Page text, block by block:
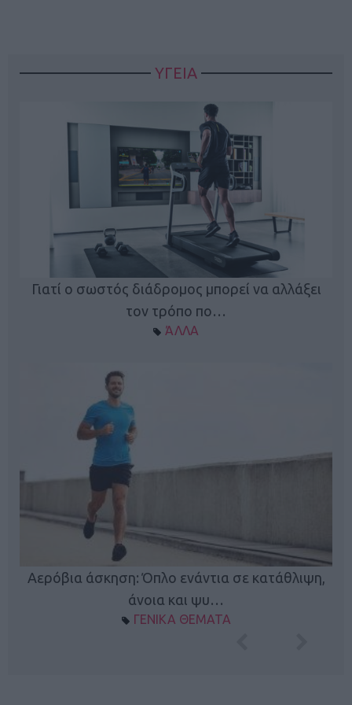
ΥΓΕΙΑ
Γιατί ο σωστός διάδρομος μπορεί να αλλάξει
τον τρόπο πο…
ΆΛΛΑ
Αερόβια άσκηση: Όπλο ενάντια σε κατάθλιψη,
άνοια και ψυ…
ΓΕΝΙΚΑ ΘΕΜΑΤΑ